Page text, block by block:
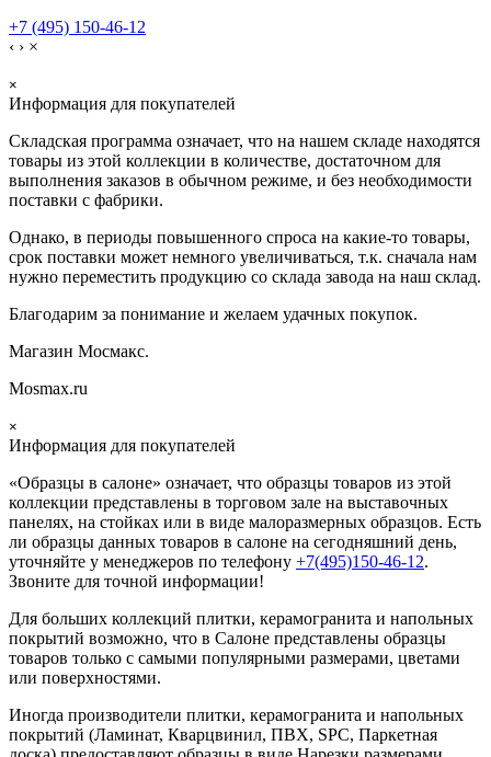
+7 (495) 150-46-12
‹ › ×
×
Информация для покупателей
Складская программа означает, что на нашем складе находятся
товары из этой коллекции в количестве, достаточном для
выполнения заказов в обычном режиме, и без необходимости
поставки с фабрики.
Однако, в периоды повышенного спроса на какие-то товары,
срок поставки может немного увеличиваться, т.к. сначала нам
нужно переместить продукцию со склада завода на наш склад.
Благодарим за понимание и желаем удачных покупок.
Магазин Мосмакс.
Mosmax.ru
×
Информация для покупателей
«Образцы в салоне» означает, что образцы товаров из этой
коллекции представлены в торговом зале на выставочных
панелях, на стойках или в виде малоразмерных образцов. Есть
ли образцы данных товаров в салоне на сегодняшний день,
уточняйте у менеджеров по телефону +7(495)150-46-12.
Звоните для точной информации!
Для больших коллекций плитки, керамогранита и напольных
покрытий возможно, что в Салоне представлены образцы
товаров только с самыми популярными размерами, цветами
или поверхностями.
Иногда производители плитки, керамогранита и напольных
покрытий (Ламинат, Кварцвинил, ПВХ, SPC, Паркетная